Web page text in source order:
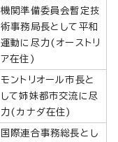
機関準備委員会暫定技
術事務局長として平和
運動に尽力(オーストリ
ア在住)
モントリオール市長と
して姉妹都市交流に尽
力(カナダ在住)
国際連合事務総長とし